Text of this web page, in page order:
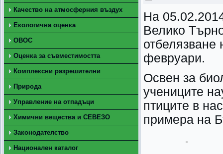
Качество на атмосферния въздух
Екологична оценка
ОВОС
Оценка за съвместимостта
Комплексни разрешителни
Природа
Управление на отпадъци
Химични вещества и СЕВЕЗО
Законодателство
Национален каталог
На
Велико
отбелязване
февруари.
Освен за
учениците
птиците в
примера на